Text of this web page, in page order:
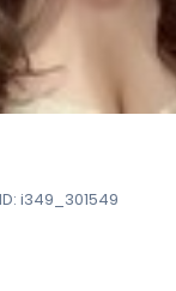
ID: i349_301549